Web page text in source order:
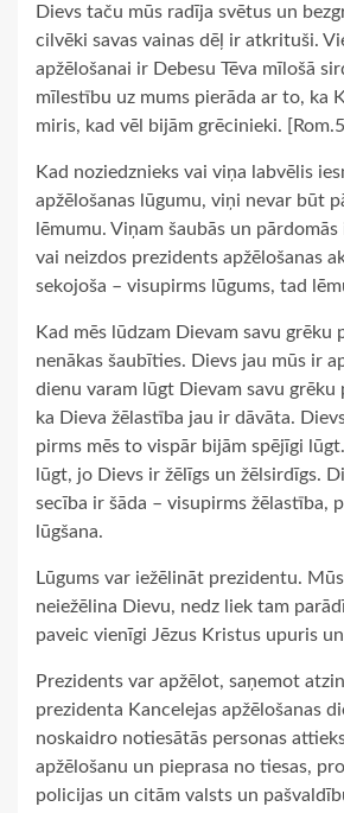
Dievs taču mūs radīja svētus un
cilvēki savas vainas dēļ ir atkrituši.
apžēlošanai ir Debesu Tēva mīlošā
mīlestību uz mums pierāda ar to, ka
miris, kad vēl bijām grēcinieki.
Kad noziedznieks vai viņa labvēlis
apžēlošanas lūgumu, viņi nevar būt
lēmumu. Viņam šaubās un
vai neizdos prezidents apžēlošanas
sekojoša – visupirms lūgums, tad
Kad mēs lūdzam Dievam savu grēku
nenākas šaubīties. Dievs jau mūs ir
dienu varam lūgt Dievam savu grēku
ka Dieva žēlastība jau ir dāvāta.
pirms mēs to vispār bijām spējīgi
lūgt, jo Dievs ir žēlīgs un žēlsirdīgs.
secība ir šāda – visupirms žēlastība,
lūgšana.
Lūgums var iežēlināt prezidentu.
neiežēlina Dievu, nedz liek tam
paveic vienīgi Jēzus Kristus upuris
Prezidents var apžēlot, saņemot
prezidenta Kancelejas apžēlošanas
noskaidro notiesātās personas
apžēlošanu un pieprasa no tiesas,
policijas un citām valsts un